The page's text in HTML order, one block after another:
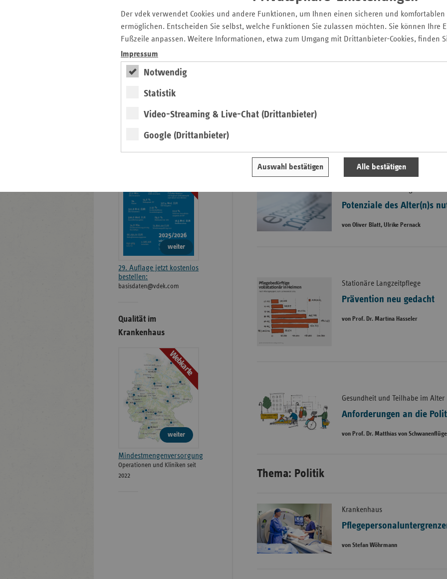
Der vdek verwendet Cookies und andere Funktionen, um Ihnen einen sicheren und
ermöglichen. Entscheiden Sie selbst, welche Funktionen Sie zulassen möchten. Sie können Ihre
Fußzeile anpassen. Weitere Informationen, etwa zum Umgang mit Drittanbieter-Cookies, finden
Impressum
Notwendig
Statistik
Video-Streaming & Live-Chat (Drittanbieter)
Google (Drittanbieter)
Auswahl bestätigen Alle bestätigen
Die Förderung
Leistungsfähigkeit
Einfluss auf die
Titelthema: Prävention
Potenziale des Alter(n)s
von Oliver Blatt, Ulrike Pernack
Stationäre Langzeitpflege
Prävention neu gedacht
von Prof. Dr. Martina Hasseler
Gesundheit und Teilhabe im Alter
Anforderungen an die
von Prof. Dr. Matthias von
Thema: Politik
Krankenhaus
von Stefan Wöhrmann
Krankenhauslandschaft
5. Ausgabe 2025: Zukunft
Archiv
Jahresverzeichnisse
Impressum Magazin
weiteren
weiter
29. Auflage jetzt kostenlos
bestellen:
basisdaten@vdek.com
Qualität im
Krankenhaus
Webkarte
weiter
Mindestmengenversorgung
Operationen und Kliniken seit
2022